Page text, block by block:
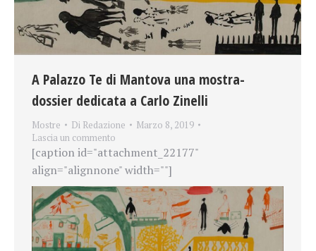
A Palazzo Te di Mantova una mostra-
dossier dedicata a Carlo Zinelli
Mostre Di Redazione
Marzo 8, 2019
Lascia un commento
[caption id="attachment_22177"
align="alignnone" width=""]